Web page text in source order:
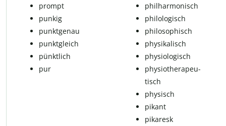
prompt
pun­kig
punktgenau
punkt­gleich
pünkt­lich
pur
philharmonisch
philologisch
philosophisch
phy­si­ka­lisch
physiologisch
phy­sio­the­ra­peu­
tisch
physisch
pi­kant
pikaresk